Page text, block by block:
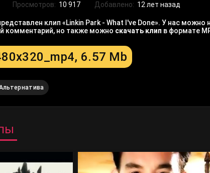
Просмотров: 10 917 Добавлено: 12 лет назад
клип «Linkin Park - What I've Done». У нас
комментарий, но также можно скачать клип в формате
6.57 Mb